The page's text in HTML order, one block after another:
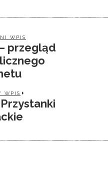
WPIS
przegląd
WPIS